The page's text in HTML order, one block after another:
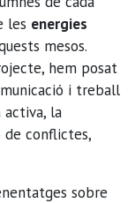
les energies
mesos.
hem posat
i treball
activa, la
de conflictes,
sobre